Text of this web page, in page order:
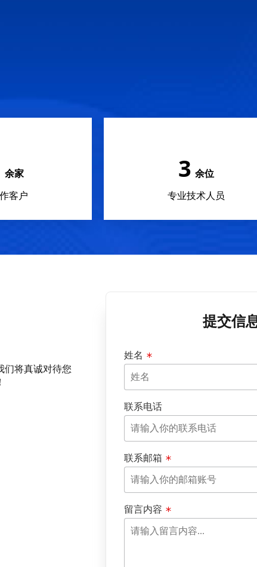
余家
客户
4 余位
专业技术人员
们将真诚对待您
提交信
姓名
联系电话
联系邮箱
留言内容